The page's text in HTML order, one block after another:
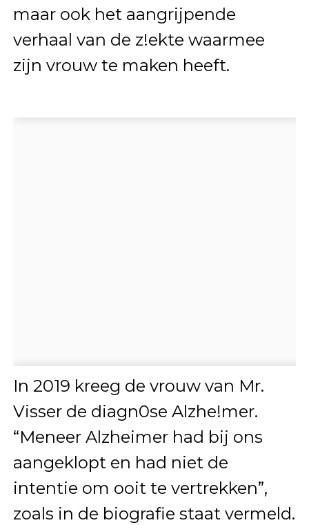
maar ook het aangrijpende
verhaal van de z!ekte waarmee
zijn vrouw te maken heeft.
In 2019 kreeg de vrouw van Mr.
Visser de diagn0se Alzhe!mer.
“Meneer Alzheimer had bij ons
aangeklopt en had niet de
intentie om ooit te vertrekken”,
zoals in de biografie staat vermeld.